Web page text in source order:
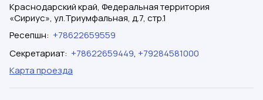
Краснодарский край, Федеральная территория
«Сириус», ул.Триумфальная, д.7, стр.1
Ресепшн: +78622659559
Секретариат: +78622659449, +79284581000
Карта проезда